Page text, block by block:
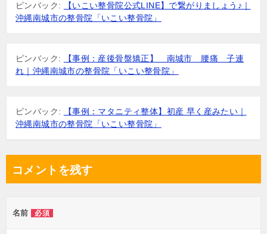
ピンバック:
【いこい整骨院公式LINE】で繋がりましょう♪｜
沖縄南城市の整骨院「いこい整骨院」
ピンバック:
【事例：産後骨盤矯正】 南城市 腰痛 子連
れ｜沖縄南城市の整骨院「いこい整骨院」
ピンバック:
【事例：マタニティ整体】初産 早く産みたい｜
沖縄南城市の整骨院「いこい整骨院」
コメントを残す
名前 必須